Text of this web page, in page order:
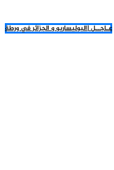
عـاجــل |البوليساريو و الجزائر في ورطة